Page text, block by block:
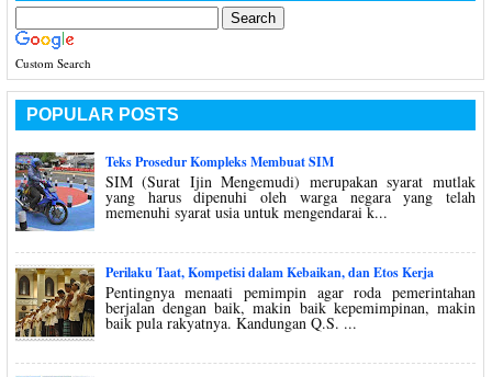
Custom Search
POPULAR POSTS
Teks Prosedur Kompleks Membuat SIM
SIM (Surat Ijin Mengemudi) merupakan syarat mutlak
yang harus dipenuhi oleh warga negara yang telah
memenuhi syarat usia untuk mengendarai k...
Perilaku Taat, Kompetisi dalam Kebaikan, dan Etos Kerja
Pentingnya menaati pemimpin agar roda pemerintahan
berjalan dengan baik, makin baik kepemimpinan, makin
baik pula rakyatnya. Kandungan Q.S. ...